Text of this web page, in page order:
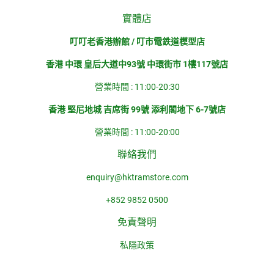
實體店
叮叮老香港辦館 / 叮市電鉄道模型店
香港 中環 皇后大道中93號 中環街市 1樓117號店
營業時間 : 11:00-20:30
香港 堅尼地城 吉席街 99號 添利閣地下 6-7號店
營業時間 : 11:00-20:00
聯絡我們
enquiry@hktramstore.com
+852 9852 0500
免責聲明
私隱政策